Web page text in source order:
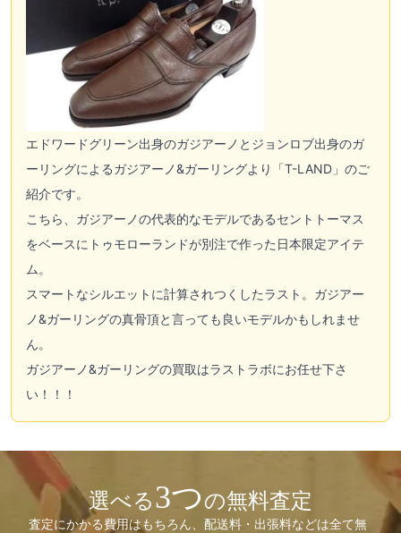
エドワードグリーン出身のガジアーノとジョンロブ出身のガ
ーリングによるガジアーノ&ガーリングより「T-LAND」のご
紹介です。
こちら、ガジアーノの代表的なモデルであるセントトーマス
をベースにトゥモローランドが別注で作った日本限定アイテ
ム。
スマートなシルエットに計算されつくしたラスト。ガジアー
ノ&ガーリングの真骨頂と言っても良いモデルかもしれませ
ん。
ガジアーノ&ガーリングの買取はラストラボにお任せ下さ
い！！！
選べる3つの無料査定
査定にかかる費用はもちろん、配送料・出張料などは全て無